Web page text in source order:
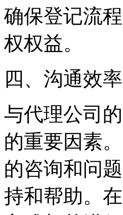
确保登记流
权权益。
四、沟通效
与代理公司
的重要因素
的咨询和问
持和帮助。